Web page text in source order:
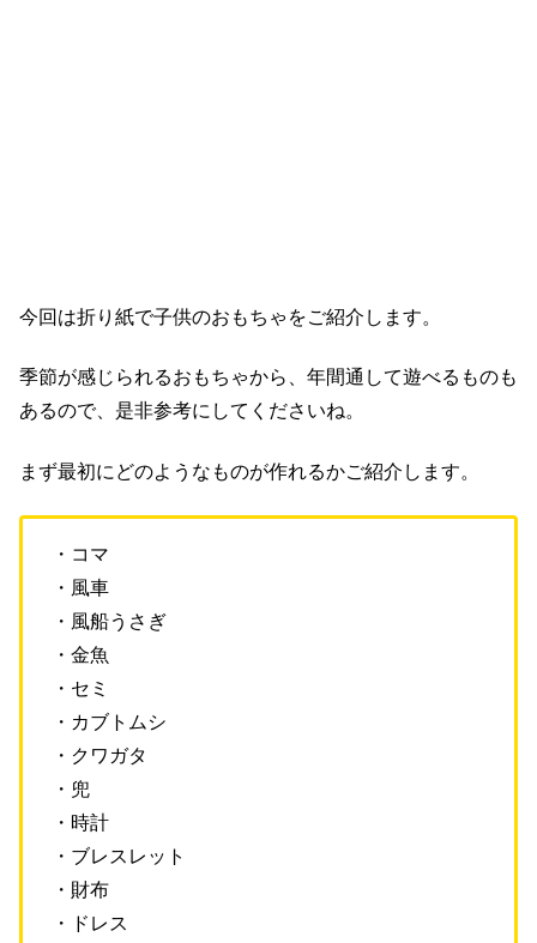
今回は折り紙で子供のおもちゃをご紹介します。
季節が感じられるおもちゃから、年間通して遊べるものも
あるので、是非参考にしてくださいね。
まず最初にどのようなものが作れるかご紹介します。
・コマ
・風車
・風船うさぎ
・金魚
・セミ
・カブトムシ
・クワガタ
・兜
・時計
・ブレスレット
・財布
・ドレス